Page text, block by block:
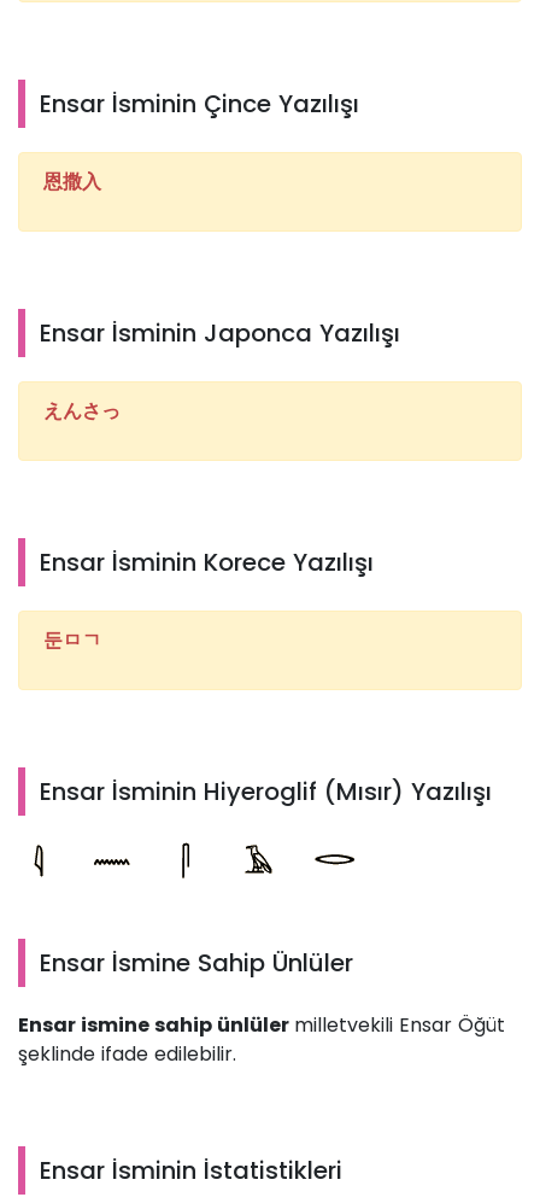
Ensar İsminin Çince Yazılışı
恩撒入
Ensar İsminin Japonca Yazılışı
えんさっ
Ensar İsminin Korece Yazılışı
둔ㅁㄱ
Ensar İsminin Hiyeroglif (Mısır) Yazılışı
Ensar İsmine Sahip Ünlüler
Ensar ismine sahip ünlüler milletvekili Ensar Öğüt
şeklinde ifade edilebilir.
Ensar İsminin İstatistikleri